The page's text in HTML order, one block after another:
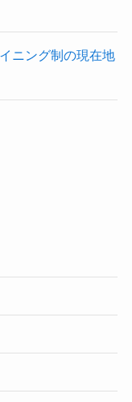
ニング制の現在地